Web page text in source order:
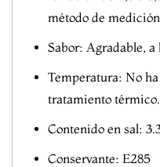
método de
Sabor: Agradable,
Temperatura: No
tratamiento térmico.
Contenido en sal:
Conservante: E285